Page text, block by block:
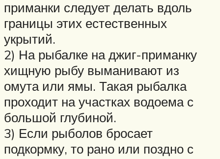
приманки следует делать вдоль
границы этих естественных
укрытий.
2) На рыбалке на джиг-приманку
хищную рыбу выманивают из
омута или ямы. Такая рыбалка
проходит на участках водоема с
большой глубиной.
3) Если рыболов бросает
подкормку, то рано или поздно с